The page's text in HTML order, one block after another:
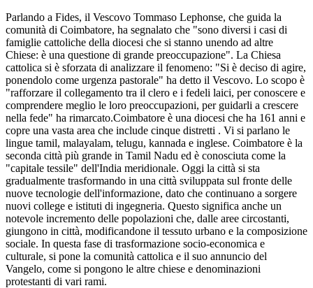
Parlando a Fides, il Vescovo Tommaso Lephonse, che guida la
comunità di Coimbatore, ha segnalato che "sono diversi i casi di
famiglie cattoliche della diocesi che si stanno unendo ad altre
Chiese: è una questione di grande preoccupazione". La Chiesa
cattolica si è sforzata di analizzare il fenomeno: "Si è deciso di agire,
ponendolo come urgenza pastorale" ha detto il Vescovo. Lo scopo è
"rafforzare il collegamento tra il clero e i fedeli laici, per conoscere e
comprendere meglio le loro preoccupazioni, per guidarli a crescere
nella fede" ha rimarcato.Coimbatore è una diocesi che ha 161 anni e
copre una vasta area che include cinque distretti . Vi si parlano le
lingue tamil, malayalam, telugu, kannada e inglese. Coimbatore è la
seconda città più grande in Tamil Nadu ed è conosciuta come la
"capitale tessile" dell'India meridionale. Oggi la città si sta
gradualmente trasformando in una città sviluppata sul fronte delle
nuove tecnologie dell'informazione, dato che continuano a sorgere
nuovi college e istituti di ingegneria. Questo significa anche un
notevole incremento delle popolazioni che, dalle aree circostanti,
giungono in città, modificandone il tessuto urbano e la composizione
sociale. In questa fase di trasformazione socio-economica e
culturale, si pone la comunità cattolica e il suo annuncio del
Vangelo, come si pongono le altre chiese e denominazioni
protestanti di vari rami.